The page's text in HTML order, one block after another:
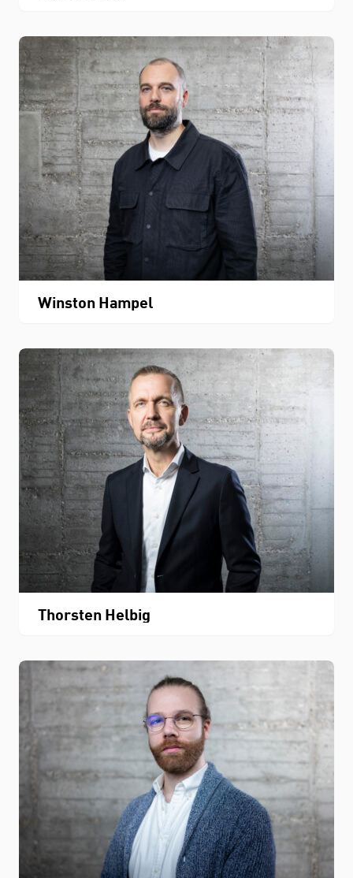
STUDIUM
FACHBEREICH
THEMEN
Winston Hampel
Thorsten Helbig